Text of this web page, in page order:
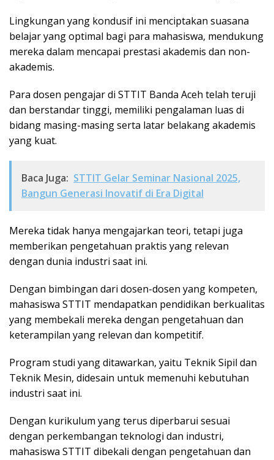
Lingkungan yang kondusif ini menciptakan suasana
belajar yang optimal bagi para mahasiswa, mendukung
mereka dalam mencapai prestasi akademis dan non-
akademis.
Para dosen pengajar di STTIT Banda Aceh telah teruji
dan berstandar tinggi, memiliki pengalaman luas di
bidang masing-masing serta latar belakang akademis
yang kuat.
Baca Juga: STTIT Gelar Seminar Nasional 2025,
Bangun Generasi Inovatif di Era Digital
Mereka tidak hanya mengajarkan teori, tetapi juga
memberikan pengetahuan praktis yang relevan
dengan dunia industri saat ini.
Dengan bimbingan dari dosen-dosen yang kompeten,
mahasiswa STTIT mendapatkan pendidikan berkualitas
yang membekali mereka dengan pengetahuan dan
keterampilan yang relevan dan kompetitif.
Program studi yang ditawarkan, yaitu Teknik Sipil dan
Teknik Mesin, didesain untuk memenuhi kebutuhan
industri saat ini.
Dengan kurikulum yang terus diperbarui sesuai
dengan perkembangan teknologi dan industri,
mahasiswa STTIT dibekali dengan pengetahuan dan